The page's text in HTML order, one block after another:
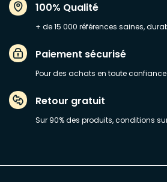
100% Qualité
+ de 15 000 références saines,
Paiement sécurisé
Pour des achats en toute confiance
Retour gratuit
Sur 90% des produits, conditions